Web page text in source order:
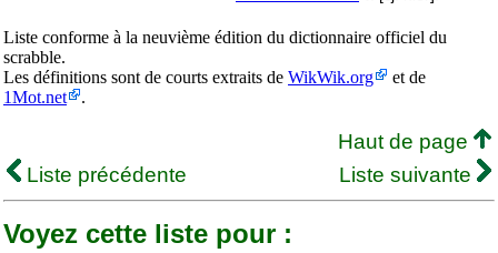
Liste conforme à la neuvième édition du dictionnaire officiel du
scrabble.
Les définitions sont de courts extraits de WikWik.org
et de
1Mot.net
.
Haut de page
Liste précédente
Liste suivante
Voyez cette liste pour :